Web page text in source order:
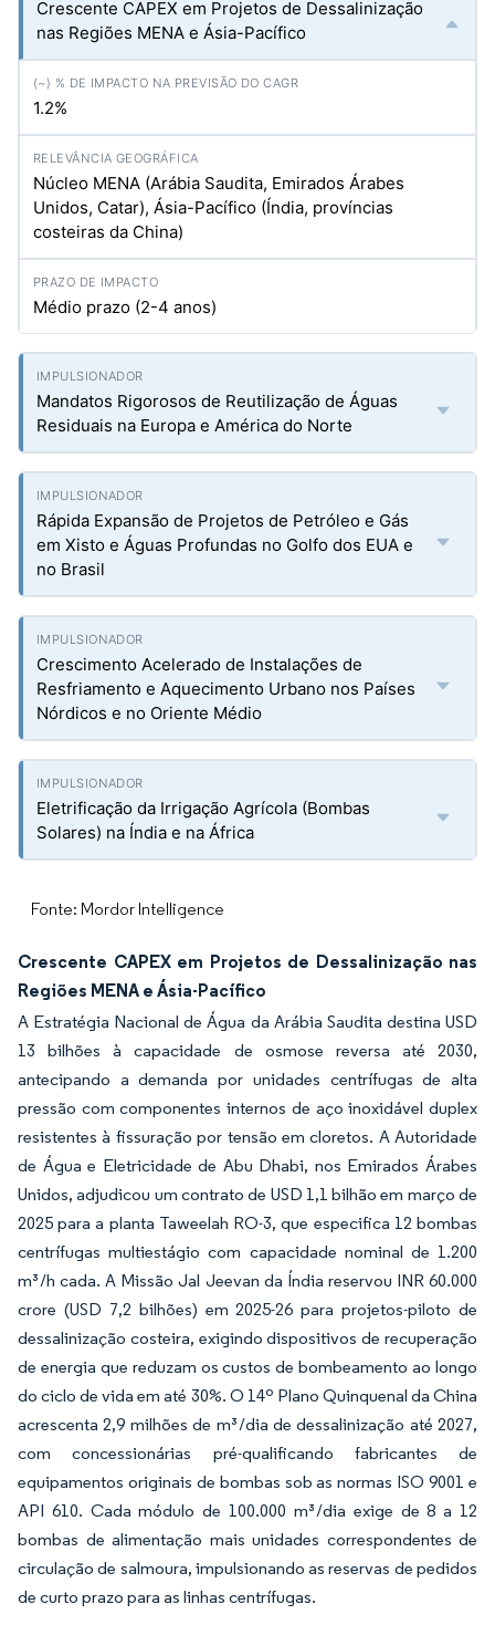
Crescente CAPEX em Projetos de Dessalinização
nas Regiões MENA e Ásia-Pacífico
1.2%
Núcleo MENA (Arábia Saudita, Emirados Árabes
Unidos, Catar), Ásia-Pacífico (Índia, províncias
costeiras da China)
Médio prazo (2-4 anos)
Mandatos Rigorosos de Reutilização de Águas
Residuais na Europa e América do Norte
Rápida Expansão de Projetos de Petróleo e Gás
em Xisto e Águas Profundas no Golfo dos EUA e
no Brasil
Crescimento Acelerado de Instalações de
Resfriamento e Aquecimento Urbano nos Países
Nórdicos e no Oriente Médio
Eletrificação da Irrigação Agrícola (Bombas
Solares) na Índia e na África
Fonte: Mordor Intelligence
Crescente CAPEX em Projetos de Dessalinização nas
Regiões MENA e Ásia-Pacífico
A Estratégia Nacional de Água da Arábia Saudita destina USD
13 bilhões à capacidade de osmose reversa até 2030,
antecipando a demanda por unidades centrífugas de alta
pressão com componentes internos de aço inoxidável duplex
resistentes à fissuração por tensão em cloretos. A Autoridade
de Água e Eletricidade de Abu Dhabi, nos Emirados Árabes
Unidos, adjudicou um contrato de USD 1,1 bilhão em março de
2025 para a planta Taweelah RO-3, que especifica 12 bombas
centrífugas multiestágio com capacidade nominal de 1.200
m³/h cada. A Missão Jal Jeevan da Índia reservou INR 60.000
crore (USD 7,2 bilhões) em 2025-26 para projetos-piloto de
dessalinização costeira, exigindo dispositivos de recuperação
de energia que reduzam os custos de bombeamento ao longo
do ciclo de vida em até 30%. O 14º Plano Quinquenal da China
acrescenta 2,9 milhões de m³/dia de dessalinização até 2027,
com concessionárias pré-qualificando fabricantes de
equipamentos originais de bombas sob as normas ISO 9001 e
API 610. Cada módulo de 100.000 m³/dia exige de 8 a 12
bombas de alimentação mais unidades correspondentes de
circulação de salmoura, impulsionando as reservas de pedidos
de curto prazo para as linhas centrífugas.